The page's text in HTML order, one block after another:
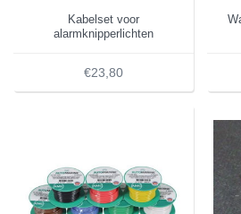
Kabelset voor
alarmknipperlichten
€23,80